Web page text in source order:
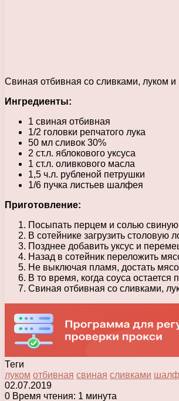
Свиная отбивная со сливками, луком
Ингредиенты:
1 свиная отбивная
1/2 головки репчатого лука
50 мл сливок 30%
2 ст.л. яблокового уксуса
1 ст.л. оливкового масла
1,5 ч.л. рубленой петрушки
1/6 пучка листьев шалфея
Приготовление:
Посыпать перцем и солью свиную
В сотейнике загрузить
Позднее добавить уксус и
Назад в сотейник переложить
Не выключая пламя, достать
В то время, когда соуса
Свиная отбивная со сливками,
Теги
луком отбивная свиная сливками
02.07.2019
0 Время чтения: 1 минута